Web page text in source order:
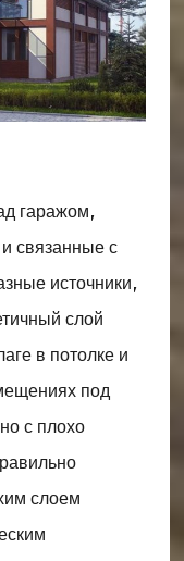
гаражом,
связанные с
источники,
слой
в потолке и
под
с плохо
слоем